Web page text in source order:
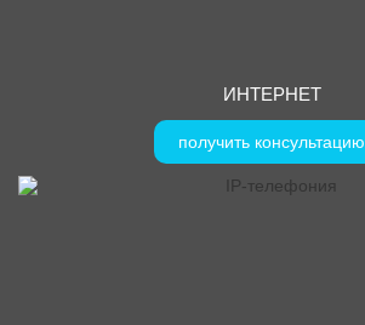
ИНТЕРНЕТ
получить консультацию